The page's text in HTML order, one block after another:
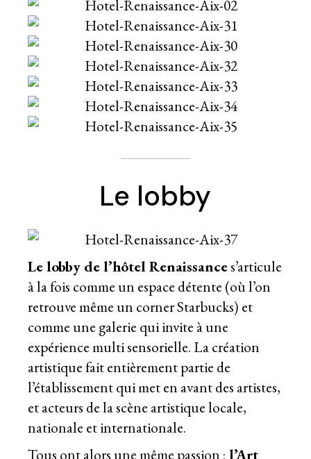
Le lobby
Le lobby de l’hôtel Renaissances’articule
à la fois comme un espace détente (où l’on
retrouve même un corner Starbucks) et
comme une galerie qui invite à une
expérience multi sensorielle. La création
artistique fait entièrement partie de
l’établissement qui met en avant des artistes,
et acteurs de la scène artistique locale,
nationale et internationale.
Tous ont alors une même passion : l’Art